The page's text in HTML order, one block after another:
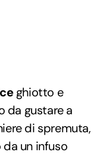
ghiotto e
da gustare a
di spremuta,
un infuso